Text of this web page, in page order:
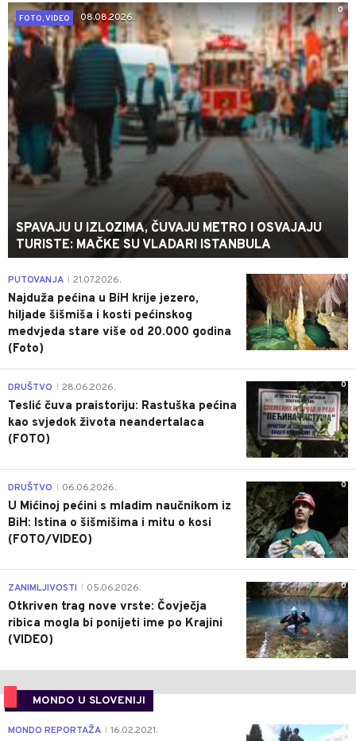
0
FOTO, VIDEO
08.08.2026.
SPAVAJU U IZLOZIMA, ČUVAJU METRO I OSVAJAJU
TURISTE: MAČKE SU VLADARI ISTANBULA
0
PUTOVANJA 21.07.2026.
Najduža pećina u BiH krije jezero,
hiljade šišmiša i kosti pećinskog
medvjeda stare više od 20.000 godina
(Foto)
0
DRUŠTVO 28.06.2026.
Teslić čuva praistoriju: Rastuška pećina
kao svjedok života neandertalaca
(FOTO)
0
DRUŠTVO 06.06.2026.
U Mićinoj pećini s mladim naučnikom iz
BiH: Istina o šišmišima i mitu o kosi
(FOTO/VIDEO)
0
ZANIMLJIVOSTI 05.06.2026.
Otkriven trag nove vrste: Čovječja
ribica mogla bi ponijeti ime po Krajini
(VIDEO)
MONDO U SLOVENIJI
4
MONDO REPORTAŽA 16.02.2021.